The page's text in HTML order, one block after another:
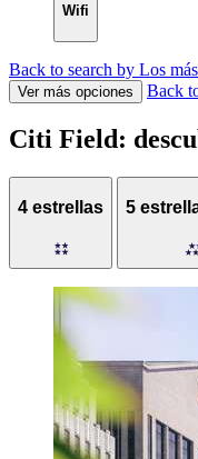
Wifi
Back to search by Los
Ver más opciones Back
Citi Field:
4 estrellas 5